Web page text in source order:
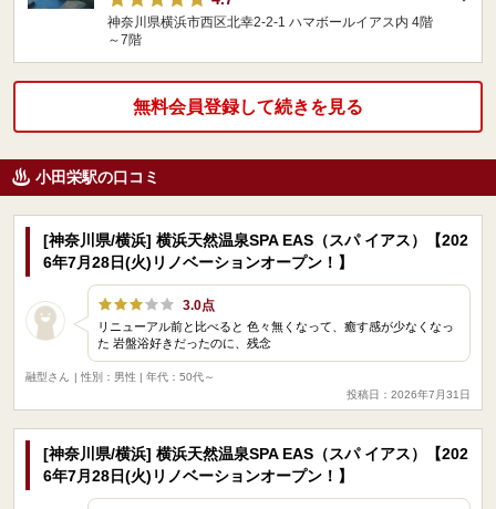
神奈川県横浜市西区北幸2-2-1 ハマボールイアス内 4階
～7階
無料会員登録して続きを見る
小田栄駅の口コミ
[神奈川県/横浜] 横浜天然温泉SPA EAS（スパ イアス）【202
6年7月28日(火)リノベーションオープン！】
3.0点
リニューアル前と比べると 色々無くなって、癒す感が少なくなっ
た 岩盤浴好きだったのに、残念
融型さん
| 性別：男性 | 年代：50代～
投稿日：2026年7月31日
[神奈川県/横浜] 横浜天然温泉SPA EAS（スパ イアス）【202
6年7月28日(火)リノベーションオープン！】